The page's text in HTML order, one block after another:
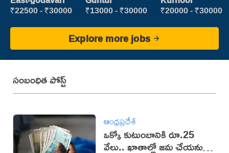
₹22500 - ₹30000 ₹13000 - ₹30000 Executive
₹20000 - ₹30000
Explore more jobs
సంబంధిత పోస్ట్
ఆంధ్రప్రదేశ్
ఒక్కో కుటుంబానికి రూ.25
వేలు.. ఖాతాల్లో జ‌మ చేయ‌నున్న